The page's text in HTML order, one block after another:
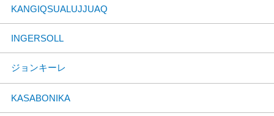
KANGIQSUALUJJUAQ
INGERSOLL
ジョンキーレ
KASABONIKA